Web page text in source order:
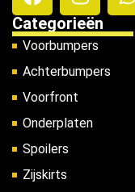
Categorieën
Voorbumpers
Achterbumpers
Voorfront
Onderplaten
Spoilers
Zijskirts